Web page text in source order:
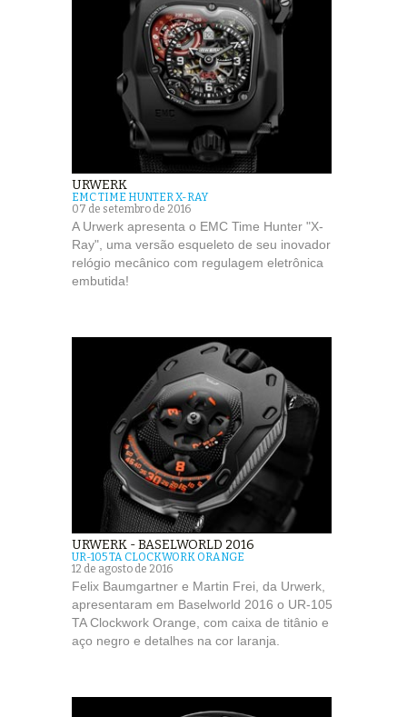
URWERK
EMC TIME HUNTER X-RAY
07 de setembro de 2016
A Urwerk apresenta o EMC Time Hunter "X-
Ray", uma versão esqueleto de seu inovador
relógio mecânico com regulagem eletrônica
embutida!
URWERK - BASELWORLD 2016
UR-105 TA CLOCKWORK ORANGE
12 de agosto de 2016
Felix Baumgartner e Martin Frei, da Urwerk,
apresentaram em Baselworld 2016 o UR-105
TA Clockwork Orange, com caixa de titânio e
aço negro e detalhes na cor laranja.